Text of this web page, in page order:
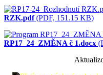
RZK.pdf(PDF, 151.15 KB)
RP17_24_ZMĚNA č 1.docx